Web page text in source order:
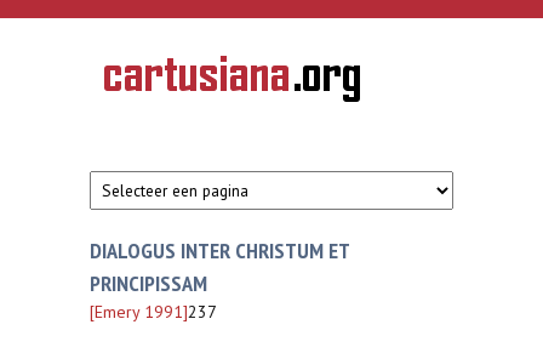
Overslaan en naar de inhoud gaan
CARTUSIANA
Geschiedenis
van de
DIALOGUS INTER CHRISTUM ET
PRINCIPISSAM
[Emery 1991]237